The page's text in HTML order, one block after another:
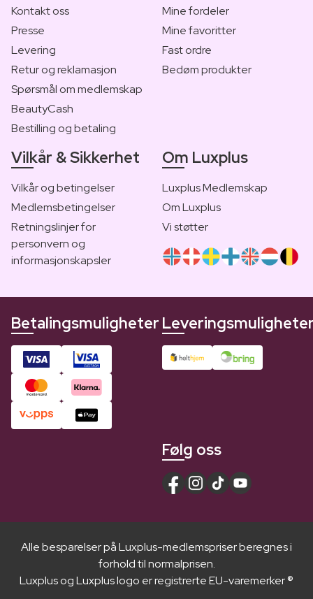
Kontakt oss
Presse
Levering
Retur og reklamasjon
Spørsmål om medlemskap
BeautyCash
Bestilling og betaling
Mine fordeler
Mine favoritter
Fast ordre
Bedøm produkter
Vilkår & Sikkerhet
Vilkår og betingelser
Medlemsbetingelser
Retningslinjer for
personvern og
informasjonskapsler
Om Luxplus
Luxplus Medlemskap
Om Luxplus
Vi støtter
Betalingsmuligheter
Følg oss
Alle besparelser på Luxplus-medlemspriser beregnes i
forhold til normalprisen.
Luxplus og Luxplus logo er registrerte EU-varemerker ®